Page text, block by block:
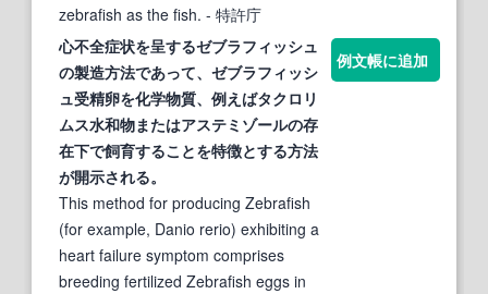
zebrafish as the fish. - 特許庁
心不全症状を呈するゼブラフィッシュ
の製造方法であって、 ゼブラフィッシ
ュ受精卵を化学物質、例えばタクロリ
ムス水和物またはアステミゾールの存
在下で飼育することを特徴とする方法
が開示される。
This method for producing Zebrafish
(for example, Danio rerio) exhibiting a
heart failure symptom comprises
breeding fertilized Zebrafish eggs in
例文帳に追加